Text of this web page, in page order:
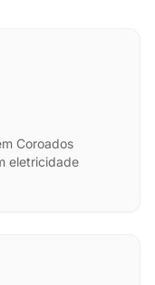
Coroados
eletricidade